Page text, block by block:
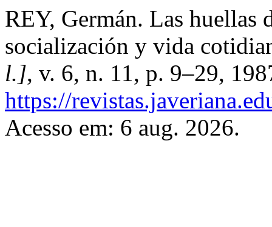
REY, Germán. Las huellas
socialización y vida
l.], v. 6, n. 11, p. 9–29,
https://
Acesso em: 6 aug. 2026.